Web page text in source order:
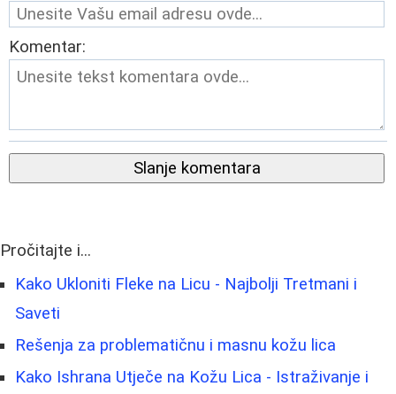
Komentar:
Slanje komentara
Pročitajte i...
Kako Ukloniti Fleke na Licu - Najbolji Tretmani i
Saveti
Rešenja za problematičnu i masnu kožu lica
Kako Ishrana Utječe na Kožu Lica - Istraživanje i